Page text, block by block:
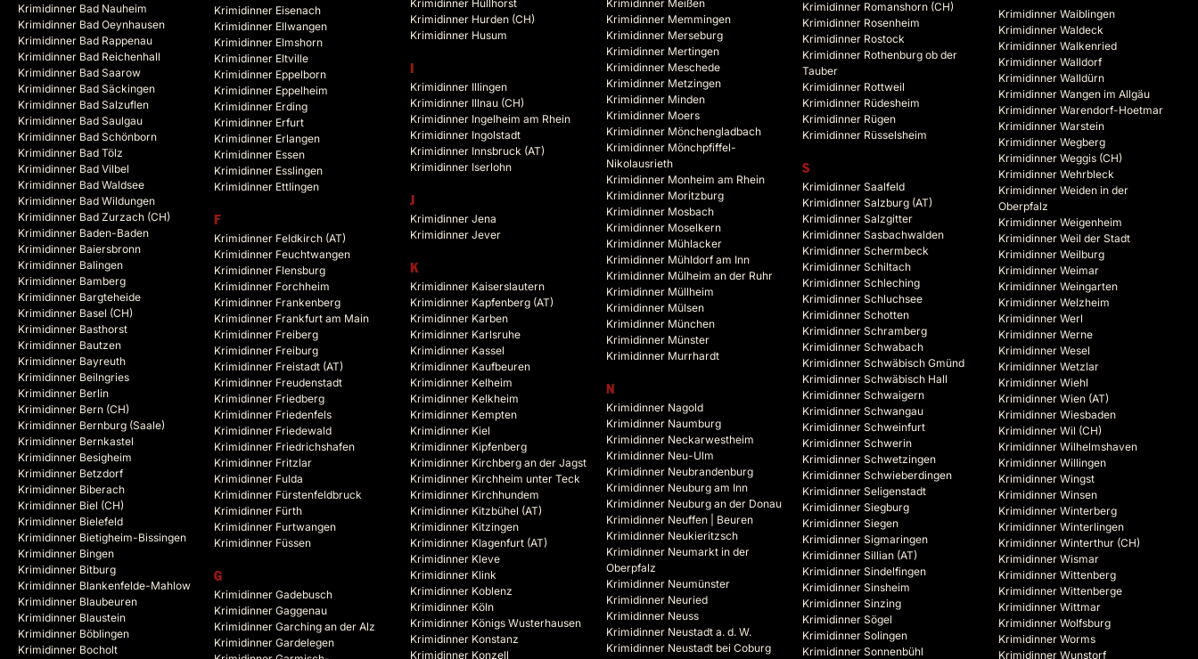
Krimidinner Bad Nauheim
Krimidinner Bad Oeynhausen
Krimidinner Bad Rappenau
Krimidinner Bad Reichenhall
Krimidinner Bad Saarow
Krimidinner Bad Säckingen
Krimidinner Bad Salzuflen
Krimidinner Bad Saulgau
Krimidinner Bad Schönborn
Krimidinner Bad Tölz
Krimidinner Bad Vilbel
Krimidinner Bad Waldsee
Krimidinner Bad Wildungen
Krimidinner Bad Zurzach (CH)
Krimidinner Baden-Baden
Krimidinner Baiersbronn
Krimidinner Balingen
Krimidinner Bamberg
Krimidinner Bargteheide
Krimidinner Basel (CH)
Krimidinner Basthorst
Krimidinner Bautzen
Krimidinner Bayreuth
Krimidinner Beilngries
Krimidinner Berlin
Krimidinner Bern (CH)
Krimidinner Bernburg (Saale)
Krimidinner Bernkastel
Krimidinner Besigheim
Krimidinner Betzdorf
Krimidinner Biberach
Krimidinner Biel (CH)
Krimidinner Bielefeld
Krimidinner Bietigheim-Bissingen
Krimidinner Bingen
Krimidinner Bitburg
Krimidinner Blankenfelde-Mahlow
Krimidinner Blaubeuren
Krimidinner Blaustein
Krimidinner Böblingen
Krimidinner Bocholt
Krimidinner Eisenach
Krimidinner Ellwangen
Krimidinner Elmshorn
Krimidinner Eltville
Krimidinner Eppelborn
Krimidinner Eppelheim
Krimidinner Erding
Krimidinner Erfurt
Krimidinner Erlangen
Krimidinner Essen
Krimidinner Esslingen
Krimidinner Ettlingen
F
Krimidinner Feldkirch (AT)
Krimidinner Feuchtwangen
Krimidinner Flensburg
Krimidinner Forchheim
Krimidinner Frankenberg
Krimidinner Frankfurt am Main
Krimidinner Freiberg
Krimidinner Freiburg
Krimidinner Freistadt (AT)
Krimidinner Freudenstadt
Krimidinner Friedberg
Krimidinner Friedenfels
Krimidinner Friedewald
Krimidinner Friedrichshafen
Krimidinner Fritzlar
Krimidinner Fulda
Krimidinner Fürstenfeldbruck
Krimidinner Fürth
Krimidinner Furtwangen
Krimidinner Füssen
G
Krimidinner Gadebusch
Krimidinner Gaggenau
Krimidinner Garching an der Alz
Krimidinner Gardelegen
Krimidinner Hüllhorst
Krimidinner Hurden (CH)
Krimidinner Husum
Krimidinner Illingen
Krimidinner Illnau (CH)
Krimidinner Ingelheim am Rhein
Krimidinner Ingolstadt
Krimidinner Innsbruck (AT)
Krimidinner Iserlohn
J
Krimidinner Jena
Krimidinner Jever
K
Krimidinner Kaiserslautern
Krimidinner Kapfenberg (AT)
Krimidinner Karben
Krimidinner Karlsruhe
Krimidinner Kassel
Krimidinner Kaufbeuren
Krimidinner Kelheim
Krimidinner Kelkheim
Krimidinner Kempten
Krimidinner Kiel
Krimidinner Kipfenberg
Krimidinner Kirchberg an der Jagst
Krimidinner Kirchheim unter Teck
Krimidinner Kirchhundem
Krimidinner Kitzbühel (AT)
Krimidinner Kitzingen
Krimidinner Klagenfurt (AT)
Krimidinner Kleve
Krimidinner Klink
Krimidinner Koblenz
Krimidinner Köln
Krimidinner Königs Wusterhausen
Krimidinner Konstanz
Krimidinner Konzell
Krimidinner Meißen
Krimidinner Memmingen
Krimidinner Merseburg
Krimidinner Mertingen
Krimidinner Meschede
Krimidinner Metzingen
Krimidinner Minden
Krimidinner Moers
Krimidinner Mönchengladbach
Krimidinner Mönchpfiffel-
Nikolausrieth
Krimidinner Monheim am Rhein
Krimidinner Moritzburg
Krimidinner Mosbach
Krimidinner Moselkern
Krimidinner Mühlacker
Krimidinner Mühldorf am Inn
Krimidinner Mülheim an der Ruhr
Krimidinner Müllheim
Krimidinner Mülsen
Krimidinner München
Krimidinner Münster
Krimidinner Murrhardt
N
Krimidinner Nagold
Krimidinner Naumburg
Krimidinner Neckarwestheim
Krimidinner Neu-Ulm
Krimidinner Neubrandenburg
Krimidinner Neuburg am Inn
Krimidinner Neuburg an der Donau
Krimidinner Neuffen | Beuren
Krimidinner Neukieritzsch
Krimidinner Neumarkt in der
Oberpfalz
Krimidinner Neumünster
Krimidinner Neuried
Krimidinner Neuss
Krimidinner Neustadt a. d. W.
Krimidinner Neustadt bei Coburg
Krimidinner Romanshorn (CH)
Krimidinner Rosenheim
Krimidinner Rostock
Krimidinner Rothenburg ob der
Tauber
Krimidinner Rottweil
Krimidinner Rüdesheim
Krimidinner Rügen
Krimidinner Rüsselsheim
S
Krimidinner Saalfeld
Krimidinner Salzburg (AT)
Krimidinner Salzgitter
Krimidinner Sasbachwalden
Krimidinner Schermbeck
Krimidinner Schiltach
Krimidinner Schleching
Krimidinner Schluchsee
Krimidinner Schotten
Krimidinner Schramberg
Krimidinner Schwabach
Krimidinner Schwäbisch Gmünd
Krimidinner Schwäbisch Hall
Krimidinner Schwaigern
Krimidinner Schwangau
Krimidinner Schweinfurt
Krimidinner Schwerin
Krimidinner Schwetzingen
Krimidinner Schwieberdingen
Krimidinner Seligenstadt
Krimidinner Siegburg
Krimidinner Siegen
Krimidinner Sigmaringen
Krimidinner Sillian (AT)
Krimidinner Sindelfingen
Krimidinner Sinsheim
Krimidinner Sinzing
Krimidinner Sögel
Krimidinner Solingen
Krimidinner Sonnenbühl
Krimidinner Waiblingen
Krimidinner Waldeck
Krimidinner Walkenried
Krimidinner Walldorf
Krimidinner Walldürn
Krimidinner Wangen im Allgäu
Krimidinner Warendorf-Hoetmar
Krimidinner Warstein
Krimidinner Wegberg
Krimidinner Weggis (CH)
Krimidinner Wehrbleck
Krimidinner Weiden in der
Oberpfalz
Krimidinner Weigenheim
Krimidinner Weil der Stadt
Krimidinner Weilburg
Krimidinner Weimar
Krimidinner Weingarten
Krimidinner Welzheim
Krimidinner Werl
Krimidinner Werne
Krimidinner Wesel
Krimidinner Wetzlar
Krimidinner Wiehl
Krimidinner Wien (AT)
Krimidinner Wiesbaden
Krimidinner Wil (CH)
Krimidinner Wilhelmshaven
Krimidinner Willingen
Krimidinner Wingst
Krimidinner Winsen
Krimidinner Winterberg
Krimidinner Winterlingen
Krimidinner Winterthur (CH)
Krimidinner Wismar
Krimidinner Wittenberg
Krimidinner Wittenberge
Krimidinner Wittmar
Krimidinner Wolfsburg
Krimidinner Worms
Krimidinner Wunstorf